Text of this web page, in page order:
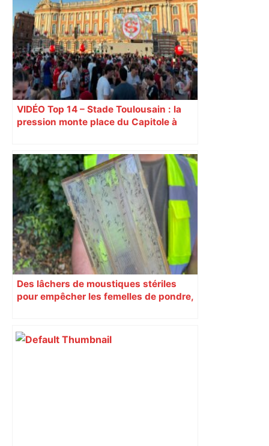
VIDÉO Top 14 – Stade Toulousain : la
pression monte place du Capitole à
Des lâchers de moustiques stériles
pour empêcher les femelles de pondre,